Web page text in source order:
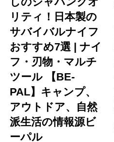
リティ！日本製の
サバイバルナイフ
おすすめ7選 | ナイ
フ・刃物・マルチ
ツール 【BE-
PAL】キャンプ、
アウトドア、自然
派生活の情報源ビ
ーパル